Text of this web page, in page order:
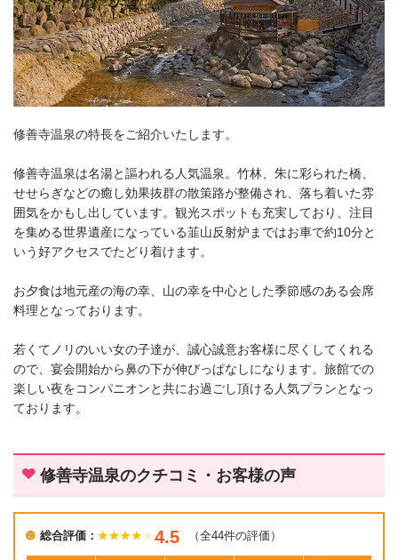
修善寺温泉の特長をご紹介いたします。
修善寺温泉は名湯と謳われる人気温泉。竹林、朱に彩られた橋、
せせらぎなどの癒し効果抜群の散策路が整備され、落ち着いた雰
囲気をかもし出しています。観光スポットも充実しており、注目
を集める世界遺産になっている韮山反射炉まではお車で約10分と
いう好アクセスでたどり着けます。
お夕食は地元産の海の幸、山の幸を中心とした季節感のある会席
料理となっております。
若くてノリのいい女の子達が、誠心誠意お客様に尽くしてくれる
ので、宴会開始から鼻の下が伸びっぱなしになります。旅館での
楽しい夜をコンパニオンと共にお過ごし頂ける人気プランとなっ
ております。
修善寺温泉のクチコミ・お客様の声
総合評価： 4.5 （全44件の評価）